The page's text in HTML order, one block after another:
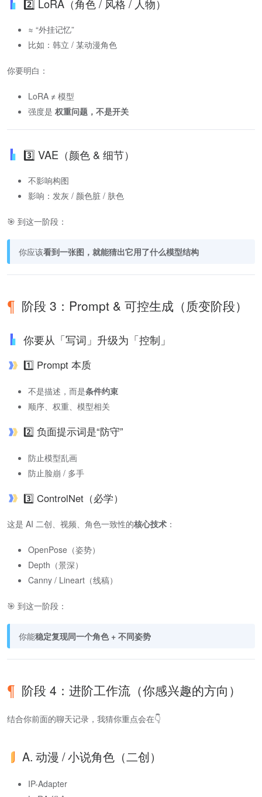
2️⃣ LoRA（角色 / 风格 / 人物）
≈ “外挂记忆”
比如：韩立 / 某动漫角色
你要明白：
LoRA ≠ 模型
强度是 权重问题，不是开关
3️⃣ VAE（颜色 & 细节）
不影响构图
影响：发灰 / 颜色脏 / 肤色
🎯 到这一阶段：
你应该看到一张图，就能猜出它用了什么模型结构
阶段 3：Prompt & 可控生成（质变阶段）
你要从「写词」升级为「控制」
1️⃣ Prompt 本质
不是描述，而是条件约束
顺序、权重、模型相关
2️⃣ 负面提示词是“防守”
防止模型乱画
防止脸崩 / 多手
3️⃣ ControlNet（必学）
这是 AI 二创、视频、角色一致性的核心技术 ：
OpenPose（姿势）
Depth（景深）
Canny / Lineart（线稿）
🎯 到这一阶段：
你能稳定复现同一个角色 + 不同姿势
阶段 4：进阶工作流（你感兴趣的方向）
结合你前面的聊天记录，我猜你重点会在👇
A. 动漫 / 小说角色（二创）
IP-Adapter